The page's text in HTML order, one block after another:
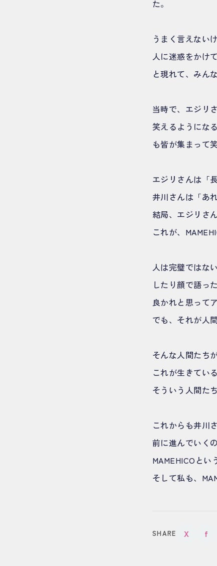
た。
うまく言えない
人に迷惑をかけ
と現れて、みん
当時で、エジリ
笑えるようにな
も皆が集まって
エジリさんは「
井川さんは「あ
結局、エジリさ
これが、
人は完璧ではな
したり顔で語っ
良かれと思って
でも、それが人
そんな人間たち
これが生きてい
そういう人間た
これからも井川
前に進んでいく
MAMEHICOとい
そして私も、
SHARE X f